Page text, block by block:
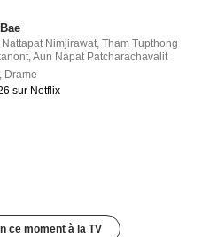
Nattapat Nimjirawat ,Tham Tupthong
,Aun Napat Patcharachavalit
Drame
sur Netflix
ce moment à la TV